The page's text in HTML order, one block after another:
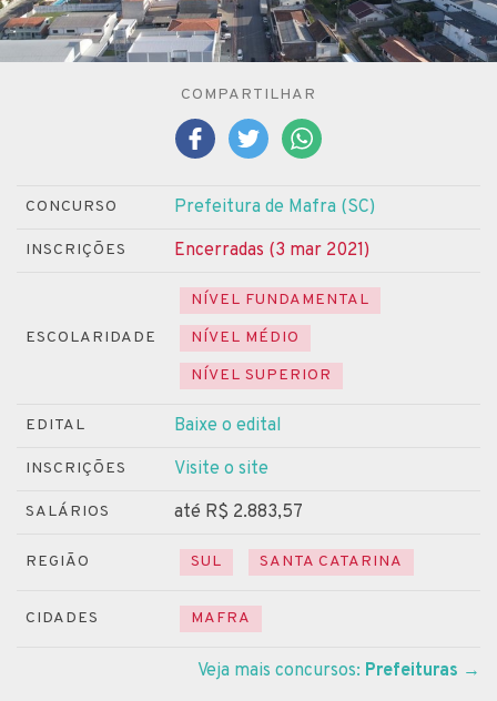
COMPARTILHAR
CONCURSO Prefeitura de Mafra (SC)
INSCRIÇÕES Encerradas (3 mar 2021)
ESCOLARIDADE
NÍVEL FUNDAMENTAL
NÍVEL MÉDIO
NÍVEL SUPERIOR
EDITAL Baixe o edital
INSCRIÇÕES Visite o site
SALÁRIOS até R$ 2.883,57
REGIÃO SUL SANTA CATARINA
CIDADES MAFRA
Veja mais concursos: Prefeituras →